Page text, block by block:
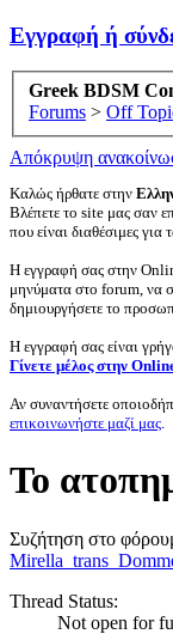
Εγγραφή ή
Greek BDSM
Forums > Off
Απόκρυψη
Καλώς ήρθατε στην
Βλέπετε το site μας σαν
που είναι διαθέσιμες για
Η εγγραφή σας στην
μηνύματα στο forum, να
δημιουργήσετε το
Η εγγραφή σας είναι
Γίνετε μέλος στην
Αν συναντήσετε
επικοινωνήστε μαζί μας.
Το
Συζήτηση στο
Thread Status:
Not open for